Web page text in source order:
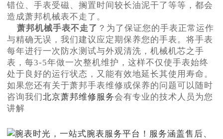
错位、手表受磁、搁置时间较长油泥干了等等，都会
造成萧邦机械表不走了。
萧邦机械手表不走了 ？为了保证您的手表正常运作
与精确无误，我们建议应定期保养您的手表。将手表
每年进行一次防水测试与外观清洗，机械机芯之手
表，每3-5年做一次整机维护，这样不仅使手表始终
处于良好的运行状态，又能有效地延长其使用寿命。
如果您还有关于萧邦手表维修或保养的问题可以随时
咨询我们 北京萧邦维修服务会有专业的技术人员为您
讲解